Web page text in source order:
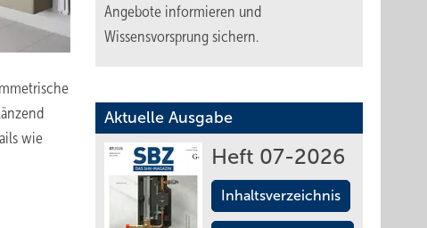
wie
Angebote informieren und
Wissensvorsprung sichern.
Aktuelle Ausgabe
Heft 07-2026
Inhaltsverzeichnis